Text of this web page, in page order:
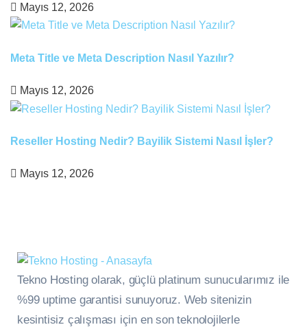
Mayıs 12, 2026
Meta Title ve Meta Description Nasıl Yazılır?
Mayıs 12, 2026
Reseller Hosting Nedir? Bayilik Sistemi Nasıl İşler?
Mayıs 12, 2026
Tekno Hosting olarak, güçlü platinum sunucularımız ile
%99 uptime garantisi sunuyoruz. Web sitenizin
kesintisiz çalışması için en son teknolojilerle